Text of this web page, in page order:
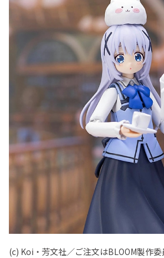
(c) Koi・芳文社／ご注文はBLOOM製作委